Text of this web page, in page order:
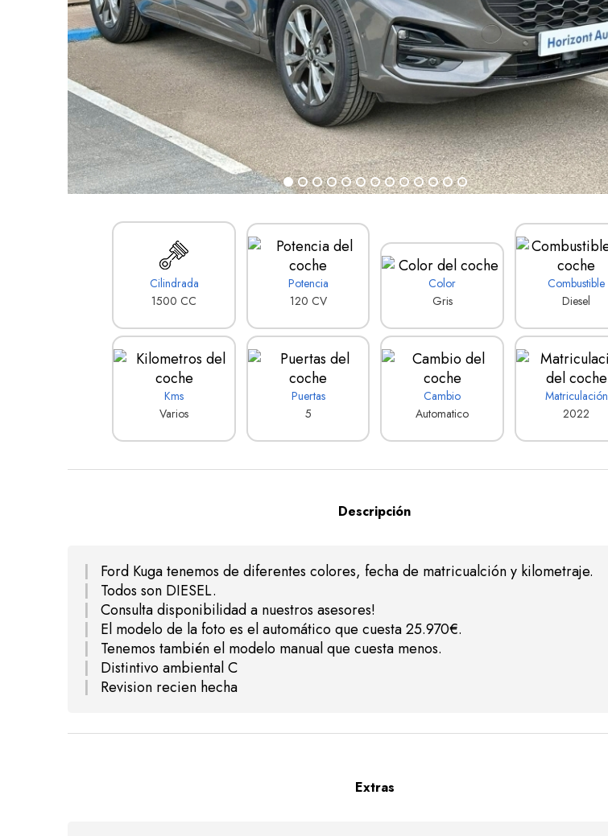
Cilindrada
1500 CC
Potencia
120 CV
Color
Gris
Combustible
Diesel
Kms
Varios
Puertas
5
Cambio
Automatico
Matriculación
2022
Descripción
Ford Kuga tenemos de diferentes colores, fecha de matricualción y kilometraje.
Todos son DIESEL.
Consulta disponibilidad a nuestros asesores!
El modelo de la foto es el automático que cuesta 25.970€.
Tenemos también el modelo manual que cuesta menos.
Distintivo ambiental C
Revision recien hecha
Extras